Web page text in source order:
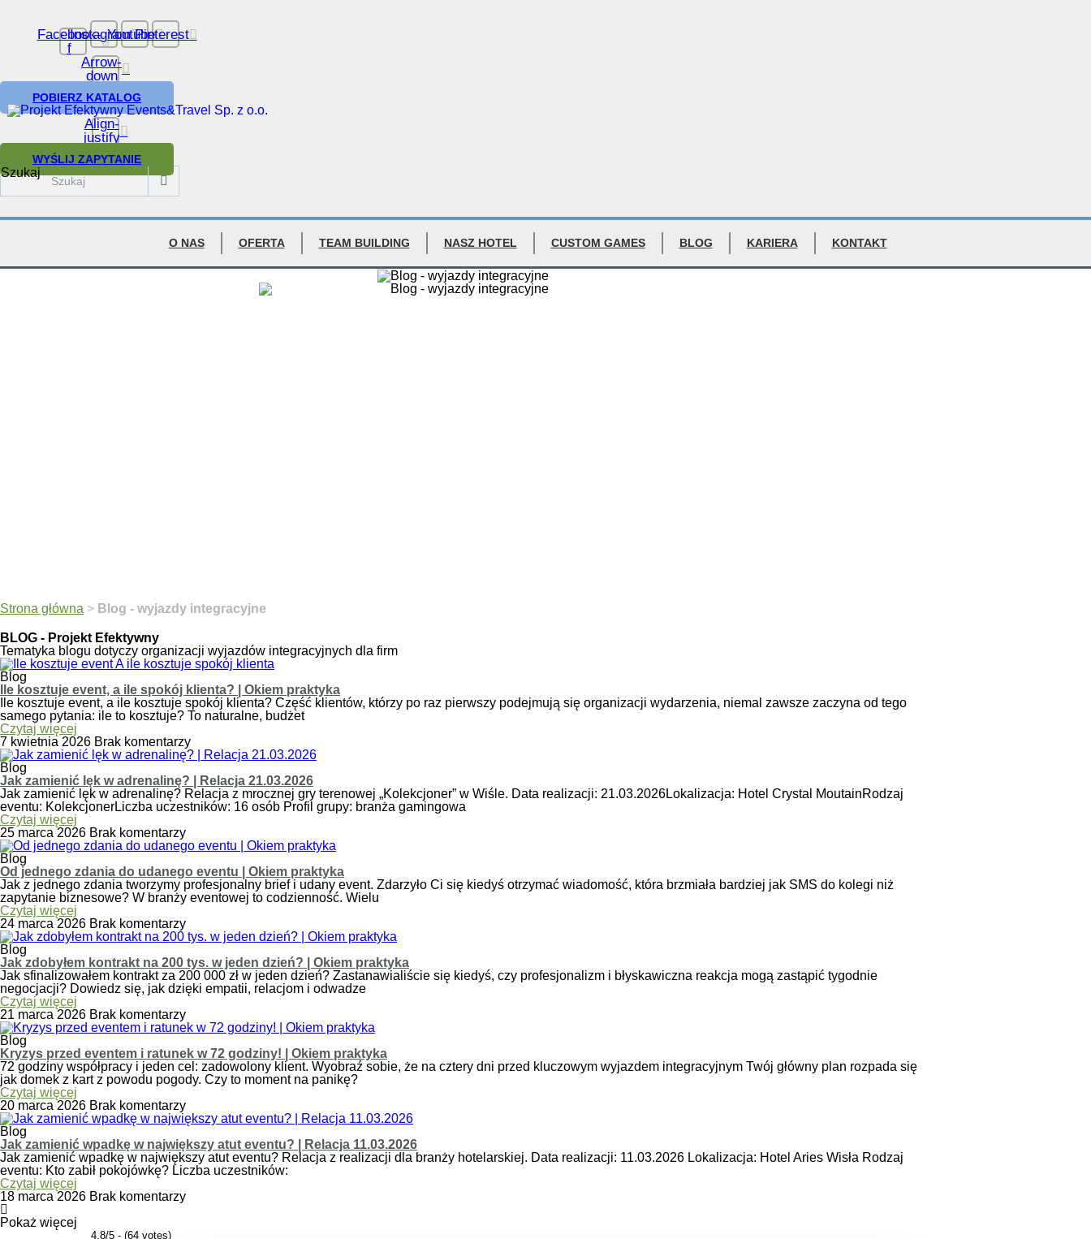
Facebook-
f
InstagramYoutubePinterest
Arrow-
down
POBIERZ KATALOG
Align-
justify
WYŚLIJ ZAPYTANIE
Szukaj
O NAS OFERTA TEAM BUILDING NASZ HOTEL CUSTOM GAMES BLOG KARIERA KONTAKT
Strona główna > Blog - wyjazdy integracyjne
BLOG - Projekt Efektywny
Tematyka blogu dotyczy organizacji wyjazdów integracyjnych dla firm
Blog
Ile kosztuje event, a ile spokój klienta? | Okiem praktyka
Ile kosztuje event, a ile kosztuje spokój klienta? Część klientów, którzy po raz pierwszy podejmują się organizacji wydarzenia, niemal zawsze zaczyna od tego
samego pytania: ile to kosztuje? To naturalne, budżet
Czytaj więcej
7 kwietnia 2026 Brak komentarzy
Blog
Jak zamienić lęk w adrenalinę? | Relacja 21.03.2026
Jak zamienić lęk w adrenalinę? Relacja z mrocznej gry terenowej „Kolekcjoner” w Wiśle. Data realizacji: 21.03.2026Lokalizacja: Hotel Crystal MoutainRodzaj
eventu: KolekcjonerLiczba uczestników: 16 osób Profil grupy: branża gamingowa
Czytaj więcej
25 marca 2026 Brak komentarzy
Blog
Od jednego zdania do udanego eventu | Okiem praktyka
Jak z jednego zdania tworzymy profesjonalny brief i udany event. Zdarzyło Ci się kiedyś otrzymać wiadomość, która brzmiała bardziej jak SMS do kolegi niż
zapytanie biznesowe? W branży eventowej to codzienność. Wielu
Czytaj więcej
24 marca 2026 Brak komentarzy
Blog
Jak zdobyłem kontrakt na 200 tys. w jeden dzień? | Okiem praktyka
Jak sfinalizowałem kontrakt za 200 000 zł w jeden dzień? Zastanawialiście się kiedyś, czy profesjonalizm i błyskawiczna reakcja mogą zastąpić tygodnie
negocjacji? Dowiedz się, jak dzięki empatii, relacjom i odwadze
Czytaj więcej
21 marca 2026 Brak komentarzy
Blog
Kryzys przed eventem i ratunek w 72 godziny! | Okiem praktyka
72 godziny współpracy i jeden cel: zadowolony klient. Wyobraź sobie, że na cztery dni przed kluczowym wyjazdem integracyjnym Twój główny plan rozpada się
jak domek z kart z powodu pogody. Czy to moment na panikę?
Czytaj więcej
20 marca 2026 Brak komentarzy
Blog
Jak zamienić wpadkę w największy atut eventu? | Relacja 11.03.2026
Jak zamienić wpadkę w największy atut eventu? Relacja z realizacji dla branży hotelarskiej. Data realizacji: 11.03.2026 Lokalizacja: Hotel Aries Wisła Rodzaj
eventu: Kto zabił pokojówkę? Liczba uczestników:
Czytaj więcej
18 marca 2026 Brak komentarzy
Pokaż więcej
4.8/5 - (64 votes)